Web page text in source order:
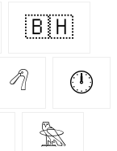
🇧🇭
𓆁 🕛
𓅗